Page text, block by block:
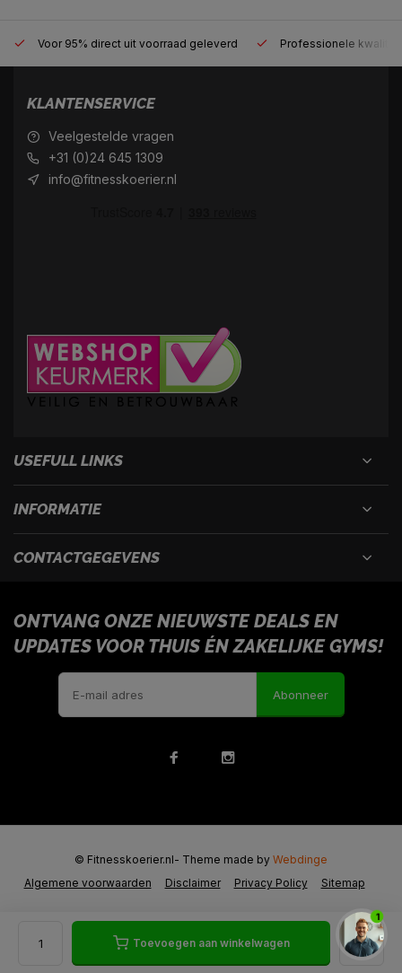
Toevoegen aan winkelwagen
Voor 95% direct uit voorraad geleverd Professionele
KLANTENSERVICE
Veelgestelde vragen
+31 (0)24 645 1309
info@fitnesskoerier.nl
USEFULL LINKS
INFORMATIE
CONTACTGEGEVENS
ONTVANG ONZE NIEUWSTE DEALS EN
UPDATES VOOR THUIS ÉN ZAKELIJKE GYMS!
Abonneer
Algemene voorwaarden Disclaimer Privacy Policy Sitemap
© Fitnesskoerier.nl- Theme made by Webdinge
1